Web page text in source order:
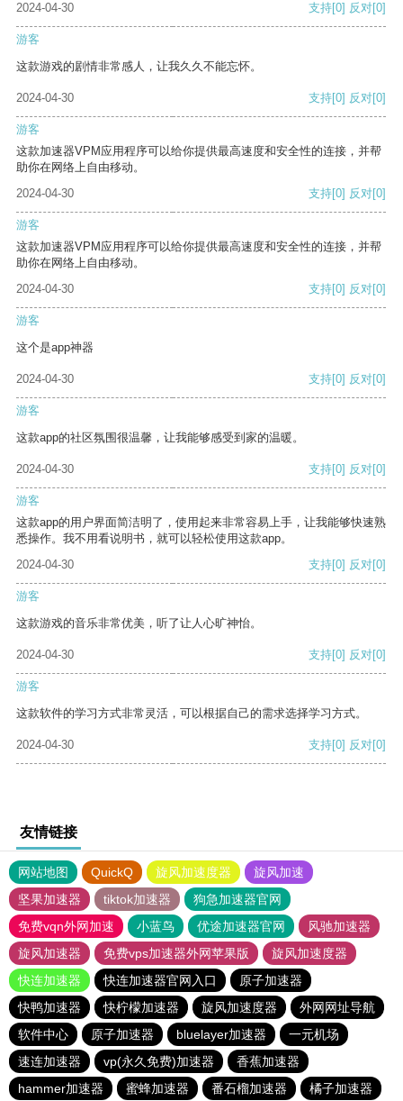
2024-04-30 支持[0] 反对[0]
游客
这款游戏的剧情非常感人，让我久久不能忘怀。
2024-04-30 支持[0] 反对[0]
游客
这款加速器VPM应用程序可以给你提供最高速度和安全性的连接，并帮
助你在网络上自由移动。
2024-04-30
支持[0] 反对[0]
游客
这款加速器VPM应用程序可以给你提供最高速度和安全性的连接，并帮
助你在网络上自由移动。
2024-04-30
支持[0] 反对[0]
游客
这个是app神器
2024-04-30 支持[0] 反对[0]
游客
这款app的社区氛围很温馨，让我能够感受到家的温暖。
2024-04-30 支持[0] 反对[0]
游客
这款app的用户界面简洁明了，使用起来非常容易上手，让我能够快速熟
悉操作。我不用看说明书，就可以轻松使用这款app。
2024-04-30
支持[0] 反对[0]
游客
这款游戏的音乐非常优美，听了让人心旷神怡。
2024-04-30 支持[0] 反对[0]
游客
这款软件的学习方式非常灵活，可以根据自己的需求选择学习方式。
2024-04-30 支持[0] 反对[0]
友情链接
网站地图 QuickQ 旋风加速度器
旋风加速
坚果加速器
tiktok加速器
狗急加速器官网
免费vqn外网加速
小蓝鸟 优途加速器官网
风驰加速器
旋风加速器
免费vps加速器外网苹果版
旋风加速度器
快连加速器
快连加速器官网入口
原子加速器
快鸭加速器
快柠檬加速器 旋风加速度器
外网网址导航
软件中心
原子加速器 bluelayer加速器
一元机场
速连加速器
vp(永久免费)加速器
香蕉加速器
hammer加速器
蜜蜂加速器 番石榴加速器 橘子加速器